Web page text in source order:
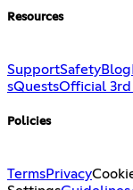
Resources
SupportSafetyBlog
sQuestsOfficial
Policies
TermsPrivacy